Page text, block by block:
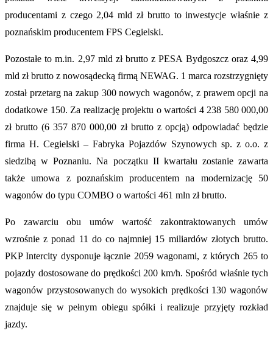
producentami z czego 2,04 mld zł brutto to inwestycje właśnie z
poznańskim producentem FPS Cegielski.
Pozostałe to m.in. 2,97 mld zł brutto z PESA Bydgoszcz oraz 4,99
mld zł brutto z nowosądecką firmą NEWAG. 1 marca rozstrzygnięty
został przetarg na zakup 300 nowych wagonów, z prawem opcji na
dodatkowe 150. Za realizację projektu o wartości 4 238 580 000,00
zł brutto (6 357 870 000,00 zł brutto z opcją) odpowiadać będzie
firma H. Cegielski – Fabryka Pojazdów Szynowych sp. z o.o. z
siedzibą w Poznaniu. Na początku II kwartału zostanie zawarta
także umowa z poznańskim producentem na modernizację 50
wagonów do typu COMBO o wartości 461 mln zł brutto.
Po zawarciu obu umów wartość zakontraktowanych umów
wzrośnie z ponad 11 do co najmniej 15 miliardów złotych brutto.
PKP Intercity dysponuje łącznie 2059 wagonami, z których 265 to
pojazdy dostosowane do prędkości 200 km/h. Spośród właśnie tych
wagonów przystosowanych do wysokich prędkości 130 wagonów
znajduje się w pełnym obiegu spółki i realizuje przyjęty rozkład
jazdy.